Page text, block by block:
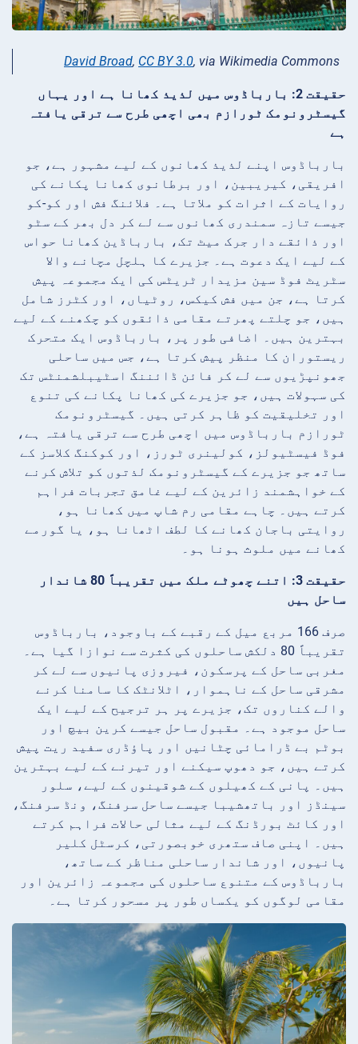
David Broad, CC BY 3.0, via Wikimedia Commons
حقیقت 2: بارباڈوس میں لذیذ کھانا ہے اور یہاں
گیسٹرونومک ٹورازم بھی اچھی طرح سے ترقی یافتہ
ہے
بارباڈوس اپنے لذیذ کھانوں کے لیے مشہور ہے، جو
افریقی، کیریبین، اور برطانوی کھانا پکانے کی
روایات کے اثرات کو ملاتا ہے۔ فلائنگ فش اور کو-کو
جیسے تازہ سمندری کھانوں سے لے کر دل بھر کے سٹو
اور ذائقے دار جرک میٹ تک، بارباڈین کھانا حواس
کے لیے ایک دعوت ہے۔ جزیرے کا ہلچل مچانے والا
سٹریٹ فوڈ سین مزیدار ٹریٹس کی ایک مجموعہ پیش
کرتا ہے، جن میں فش کیکس، روٹیاں، اور کٹرز شامل
ہیں، جو چلتے پھرتے مقامی ذائقوں کو چکھنے کے لیے
بہترین ہیں۔ اضافی طور پر، بارباڈوس ایک متحرک
ریستوران کا منظر پیش کرتا ہے، جس میں ساحلی
جھونپڑیوں سے لے کر فائن ڈائننگ اسٹیبلشمنٹس تک
کی سہولات ہیں، جو جزیرے کی کھانا پکانے کی تنوع
اور تخلیقیت کو ظاہر کرتی ہیں۔ گیسٹرونومک
ٹورازم بارباڈوس میں اچھی طرح سے ترقی یافتہ ہے،
فوڈ فیسٹیولز، کولینری ٹورز، اور کوکنگ کلاسز کے
ساتھ جو جزیرے کے گیسٹرونومک لذتوں کو تلاش کرنے
کے خواہشمند زائرین کے لیے غامق تجربات فراہم
کرتے ہیں۔ چاہے مقامی رم شاپ میں کھانا ہو،
روایتی باجان کھانے کا لطف اٹھانا ہو، یا گورمے
کھانے میں ملوث ہونا ہو۔
حقیقت 3: اتنے چھوٹے ملک میں تقریباً 80 شاندار
ساحل ہیں
صرف 166 مربع میل کے رقبے کے باوجود، بارباڈوس
تقریباً 80 دلکش ساحلوں کی کثرت سے نوازا گیا ہے۔
مغربی ساحل کے پرسکون، فیروزی پانیوں سے لے کر
مشرقی ساحل کے ناہموار، اٹلانٹک کا سامنا کرنے
والے کناروں تک، جزیرے پر ہر ترجیح کے لیے ایک
ساحل موجود ہے۔ مقبول ساحل جیسے کرین بیچ اور
بوٹم بے ڈرامائی چٹانیں اور پاؤڈری سفید ریت پیش
کرتے ہیں، جو دھوپ سیکنے اور تیرنے کے لیے بہترین
ہیں۔ پانی کے کھیلوں کے شوقینوں کے لیے، سلور
سینڈز اور باتھشیبا جیسے ساحل سرفنگ، ونڈ سرفنگ،
اور کائٹ بورڈنگ کے لیے مثالی حالات فراہم کرتے
ہیں۔ اپنی صاف ستھری خوبصورتی، کرسٹل کلیر
پانیوں، اور شاندار ساحلی مناظر کے ساتھ،
بارباڈوس کے متنوع ساحلوں کی مجموعہ زائرین اور
مقامی لوگوں کو یکساں طور پر مسحور کرتا ہے۔